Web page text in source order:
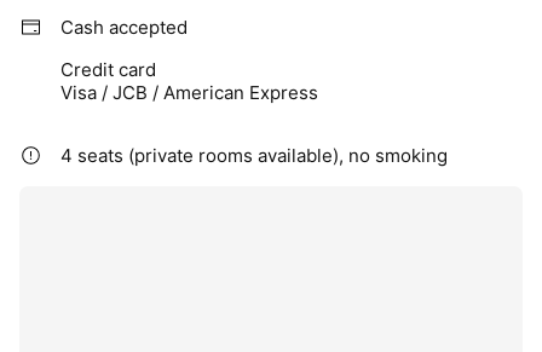
Cash accepted
Credit card
Visa / JCB / American Express
4 seats (private rooms available), no smoking